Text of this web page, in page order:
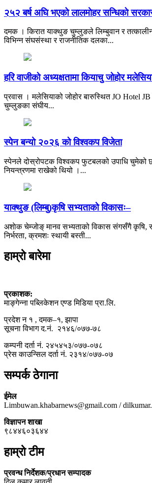
२५२ बर्ष अघि भएकाे लालमाेहर सन्धिकाे
दमक । किरात याक्थुङ चुम्लुङले लिम्बुवान र तत्कालीन
विभिन्न संघसंस्था र राजनीतिक दलका...
हरि वाजीको अध्यक्षतामा कियाचु जोहोर
प्रवास । मलेसियाको जोहोर बारुस्थित JO Hotel
चुम्लुङका संघीय...
स्पेन बन्यो २०२६ को विश्वकप विजेता
स्पेनले दोस्रोपटक विश्वकप फुटबलको उपाधि चुमेको छ
नियन्त्रणमा राखेको थियो ।...
याक्थुङ (लिम्बु)कृषि सभ्यताको विकासः–
अशाेक चेम्जाेङ् मानव सभ्यताको विकास संगसँगै कृषि,
निर्भरता, क्रमशः स्थायी बस्ती...
हाम्रो बारेमा
प्रकाशक:
माङ्गेन्ना पब्लिकेशन एण्ड मिडिया प्रा.लि.
प्रदेश न १ , दमक–१, झापा
सूचना विभाग द.नं. २१४६/०७७-७८
कम्पनी दर्ता नं. २४५४५३/०७७-०७८
प्रेस काउन्सिल दर्ता नं. २३१४/०७७-०७
सम्पर्क ठेगाना
ईमेल
Limbuwan.khabarnews@gmail.com /
विज्ञापन शाखा
९८४४६०३६४४
हाम्रो टीम
प्रवन्ध निर्देशक/प्रधान सम्पादक